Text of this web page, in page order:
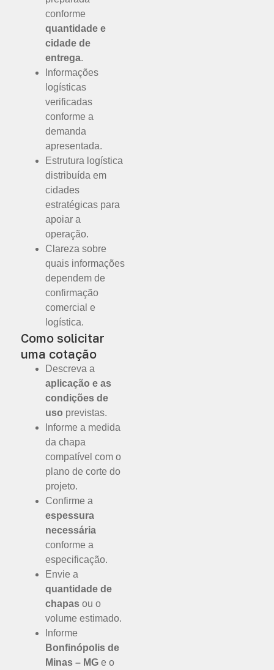
conforme
quantidade e
cidade de
entrega.
Informações
logísticas
verificadas
conforme a
demanda
apresentada.
Estrutura logística
distribuída em
cidades
estratégicas para
apoiar a
operação.
Clareza sobre
quais informações
dependem de
confirmação
comercial e
logística.
Como solicitar
uma cotação
Descreva a
aplicação e as
condições de
uso previstas.
Informe a medida
da chapa
compatível com o
plano de corte do
projeto.
Confirme a
espessura
necessária
conforme a
especificação.
Envie a
quantidade de
chapas ou o
volume estimado.
Informe
Bonfinópolis de
Minas – MG e o